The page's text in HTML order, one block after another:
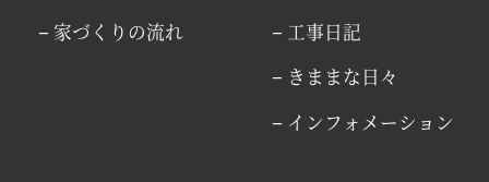
− 家づくりの流れ
− 工事日記
− きままな日々
− インフォメーション